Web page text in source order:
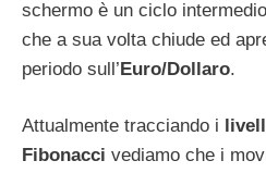
schermo è un ciclo
che a sua volta chiude ed
periodo sull’Euro/Dollaro.
Attualmente tracciando i
Fibonacci vediamo che i